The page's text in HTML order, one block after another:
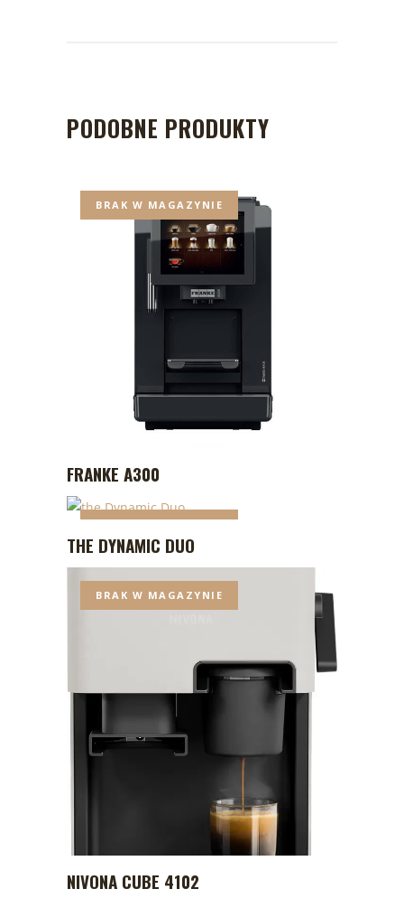
PODOBNE PRODUKTY
BRAK W MAGAZYNIE
FRANKE A300
BRAK W MAGAZYNIE
THE DYNAMIC DUO
BRAK W MAGAZYNIE
NIVONA CUBE 4102